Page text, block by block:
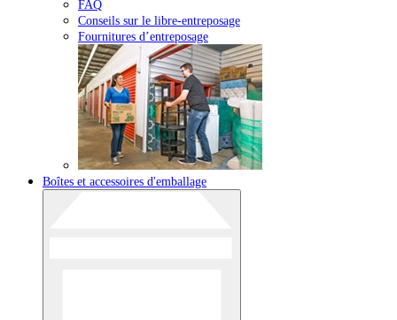
FAQ
Conseils sur le libre-entreposage
Fournitures d’entreposage
Boîtes et accessoires d'emballage